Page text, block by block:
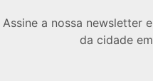
Assine a nossa newsletter
da cidade